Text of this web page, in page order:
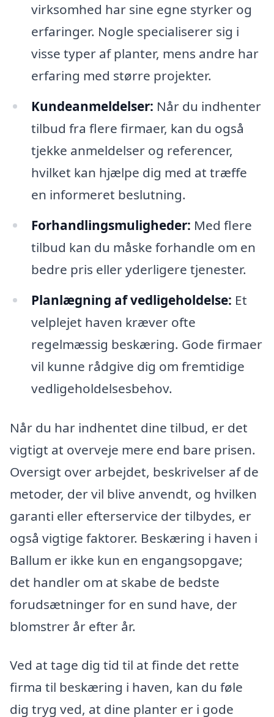
virksomhed har sine egne styrker og
erfaringer. Nogle specialiserer sig i
visse typer af planter, mens andre har
erfaring med større projekter.
Kundeanmeldelser: Når du indhenter
tilbud fra flere firmaer, kan du også
tjekke anmeldelser og referencer,
hvilket kan hjælpe dig med at træffe
en informeret beslutning.
Forhandlingsmuligheder: Med flere
tilbud kan du måske forhandle om en
bedre pris eller yderligere tjenester.
Planlægning af vedligeholdelse: Et
velplejet haven kræver ofte
regelmæssig beskæring. Gode firmaer
vil kunne rådgive dig om fremtidige
vedligeholdelsesbehov.
Når du har indhentet dine tilbud, er det
vigtigt at overveje mere end bare prisen.
Oversigt over arbejdet, beskrivelser af de
metoder, der vil blive anvendt, og hvilken
garanti eller efterservice der tilbydes, er
også vigtige faktorer. Beskæring i haven i
Ballum er ikke kun en engangsopgave;
det handler om at skabe de bedste
forudsætninger for en sund have, der
blomstrer år efter år.
Ved at tage dig tid til at finde det rette
firma til beskæring i haven, kan du føle
dig tryg ved, at dine planter er i gode